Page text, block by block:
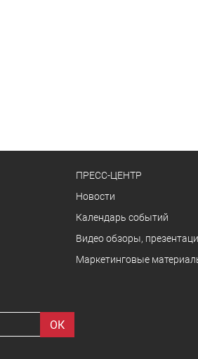
ПРЕСС-ЦЕНТР
Новости
Календарь событий
Видео обзоры,
Маркетинговые